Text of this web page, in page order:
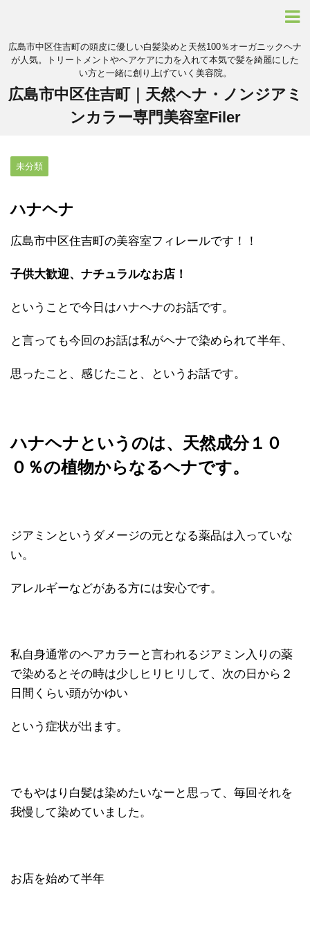
広島市中区住吉町の頭皮に優しい白髪染めと天然100％オーガニックヘナ
が人気。トリートメントやヘアケアに力を入れて本気で髪を綺麗にした
い方と一緒に創り上げていく美容院。
広島市中区住吉町｜天然ヘナ・ノンジアミ
ンカラー専門美容室Filer
未分類
ハナヘナ
広島市中区住吉町の美容室フィレールです！！
子供大歓迎、ナチュラルなお店！
ということで今日はハナヘナのお話です。
と言っても今回のお話は私がヘナで染められて半年、
思ったこと、感じたこと、というお話です。
ハナヘナというのは、天然成分１０
０％の植物からなるヘナです。
ジアミンというダメージの元となる薬品は入っていな
い。
アレルギーなどがある方には安心です。
私自身通常のヘアカラーと言われるジアミン入りの薬
で染めるとその時は少しヒリヒリして、次の日から２
日間くらい頭がかゆい
という症状が出ます。
でもやはり白髪は染めたいなーと思って、毎回それを
我慢して染めていました。
お店を始めて半年